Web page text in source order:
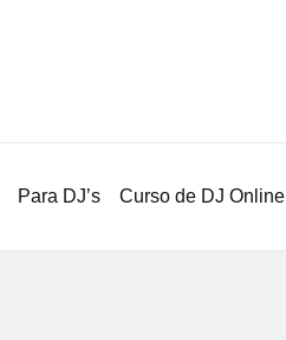
Para DJ’s Curso de DJ Online